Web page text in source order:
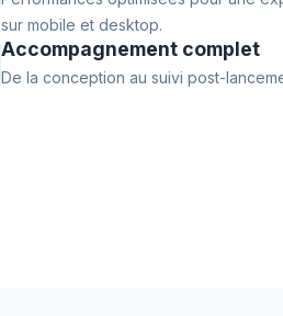
sur mobile et desktop.
Accompagnement complet
De la conception au suivi post-